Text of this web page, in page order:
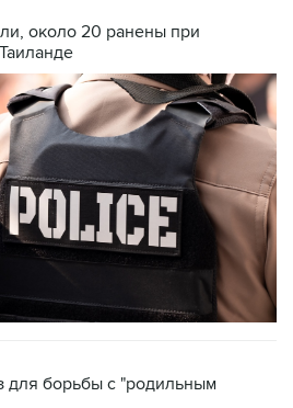
около 20 ранены при
для борьбы с "родильным